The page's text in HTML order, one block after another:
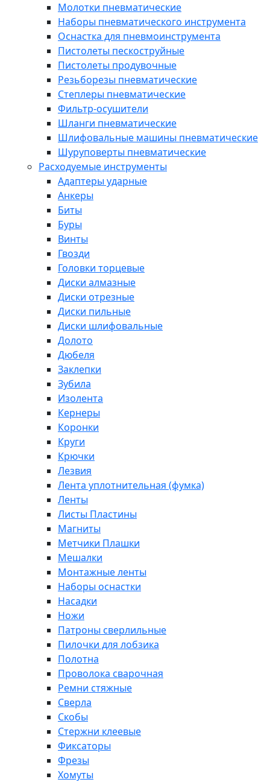
Молотки пневматические
Наборы пневматического инструмента
Оснастка для пневмоинструмента
Пистолеты пескоструйные
Пистолеты продувочные
Резьборезы пневматические
Степлеры пневматические
Фильтр-осушители
Шланги пневматические
Шлифовальные машины пневматические
Шуруповерты пневматические
Расходуемые инструменты
Адаптеры ударные
Анкеры
Биты
Буры
Винты
Гвозди
Головки торцевые
Диски алмазные
Диски отрезные
Диски пильные
Диски шлифовальные
Долото
Дюбеля
Заклепки
Зубила
Изолента
Кернеры
Коронки
Круги
Крючки
Лезвия
Лента уплотнительная (фумка)
Ленты
Листы Пластины
Магниты
Метчики Плашки
Мешалки
Монтажные ленты
Наборы оснастки
Насадки
Ножи
Патроны сверлильные
Пилочки для лобзика
Полотна
Проволока сварочная
Ремни стяжные
Сверла
Скобы
Стержни клеевые
Фиксаторы
Фрезы
Хомуты